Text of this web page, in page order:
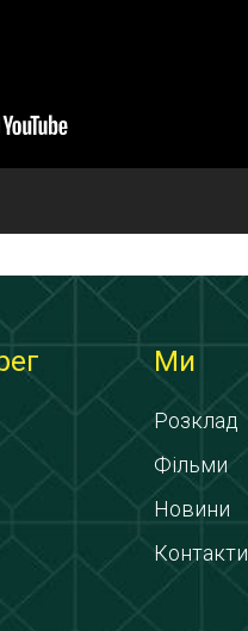
Ми
Розклад
Фільми
Новини
Контакти